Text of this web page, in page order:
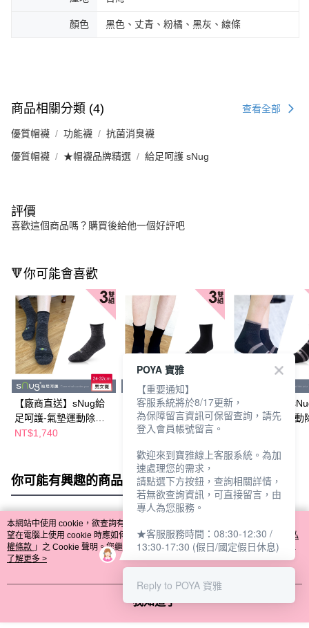
顏色 黑色、丈青、粉橘、黑灰、線條
商品相關分類 (4) 查看全部
優質帽襪 功能襪 抗菌消臭襪
優質帽襪 ★帽襪品牌精選 給足呵護 sNug
評價
喜歡這個商品嗎？購買後給他一個好評吧
🔻你可能會喜歡
【廠商直送】sNug給
足呵護-氣墊運動除臭
襪-黑灰-三雙入(多尺寸
NT$1,740
【廠商直送】sNug給
足呵護-氣墊運動除臭
襪-黑色-三雙入(多尺寸
NT$1,740
【廠商直送】
足呵護-氣墊運動
你可能有興趣的商品 全站排行
熱門標籤
本網站中使用 cookie，欲查詢有關本網站使用 cookie 方式之詳情，及若您不希
望在電腦上使用 cookie 時應如何變更電腦的 cookie 設定，請參閱本網站「
隱私
權條款 」之 Cookie 聲明。您繼續使用本網站即表示您同意本公司得按本網站使
用條款之 Cookie 聲明使用 cookie。
了解更多 >
我知道了
POYA 寶雅
【重要通知】
客服系統將於8/17更新，
為保障留言資訊可保留查詢，請先
登入會員帳號留言。
歡迎來到寶雅線上客服系統。為加
速處理您的需求，
請點選下方按鈕，查詢相關詳情，
若無欲查詢資訊，可直接留言，由
專人為您服務。
★客服服務時間：08:30-12:30 /
13:30-17:30 (假日/國定假日休息)
Reply to POYA 寶雅